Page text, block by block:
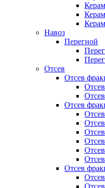
Навоз
Перегной
Отсев
Отсев
Отсев
Отсев